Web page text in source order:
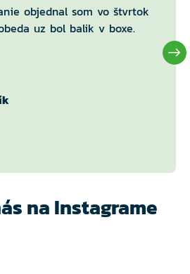
objednal som vo štvrtok
uz bol balik v boxe.
na Instagrame